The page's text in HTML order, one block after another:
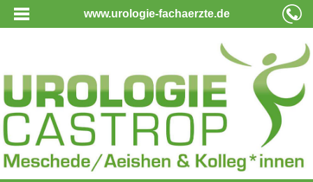
www.urologie-fachaerzte.de